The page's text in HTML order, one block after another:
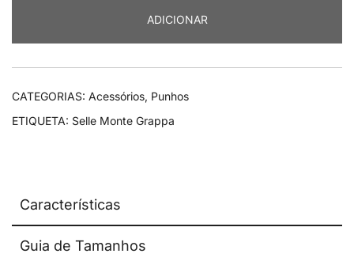
Grappa
British
ADICIONAR
CATEGORIAS: Acessórios, Punhos
ETIQUETA: Selle Monte Grappa
Características
Guia de Tamanhos